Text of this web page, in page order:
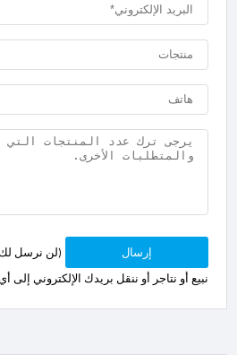
إرسال (لن نرسل لك
نبيع أو نتاجر أو ننقل بريدك الإلكتروني